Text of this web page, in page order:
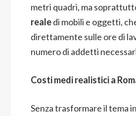
metri quadri, ma
realedi mobili e oggetti,
direttamente sulle ore di
numero di addetti
Costi medi realistici a
Senza trasformare il tema